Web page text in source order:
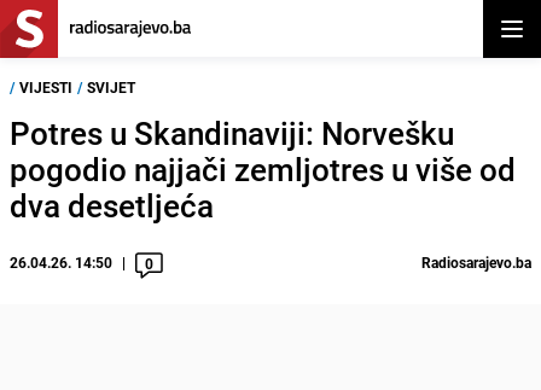
/ VIJESTI / SVIJET
Potres u Skandinaviji: Norvešku
pogodio najjači zemljotres u više od
dva desetljeća
26.04.26. 14:50 0 Radiosarajevo.ba